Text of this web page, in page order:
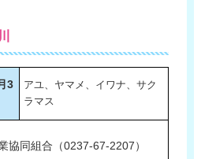
3
アユ、ヤマメ、イワナ、サク
ラマス
協同組合（0237-67-2207）